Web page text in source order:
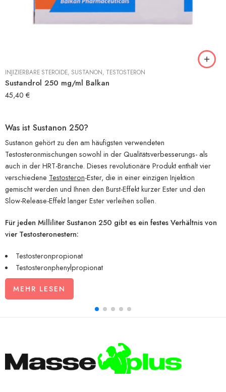
INJIZIERBARE STEROIDE, SUSTANON, TESTOSTERON
Sustandrol 250 mg/ml Balkan
45,40 €
Was ist Sustanon 250?
Sustanon gehört zu den am häufigsten verwendeten
Testosteronmischungen sowohl in der Qualitätsverbesserungs- als
auch in der HRT-Branche. Dieses revolutionäre Produkt enthält vier
verschiedene Testosteron-Ester, die in einer einzigen Injektion
gemischt werden und Ihnen den Burst-Effekt kurzer Ester und den
Slow-Release-Effekt langer Ester verleihen sollen.
Für jeden Milliliter Sustanon 250 gibt es ein festes Verhältnis von
vier Testosteronestern:
Testosteronpropionat
Testosteronphenylpropionat
Testosteronisocaproat
Testosterondecanoat
Diese physikalisch-chemische Kombination ermöglicht eine schnelle
Komponenten. Das Ergebnis ist eine sofortige Wirkung mit
anhaltender Wirkung und daher sind im Vergleich zu
Einzelesterpräparaten wieTestosteron CypionatoderTestosteron
MEHR LESEN